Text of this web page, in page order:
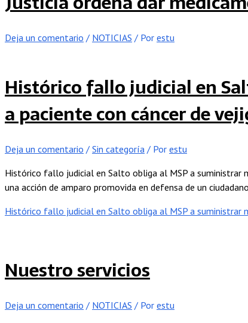
Deja un comentario / NOTICIAS / Por estu
Histórico fallo judicial en
a paciente con cáncer de
Deja un comentario / Sin categoría / Por estu
Histórico fallo judicial en Salto obliga al MSP a
una acción de amparo promovida en defensa de un
Histórico fallo judicial en Salto obliga al MSP a suministrar
Nuestro servicios
Deja un comentario / NOTICIAS / Por estu